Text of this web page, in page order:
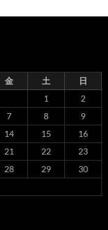
金 土
日
1
2
7 8
9
14 15
16
21 22
23
28 29
30